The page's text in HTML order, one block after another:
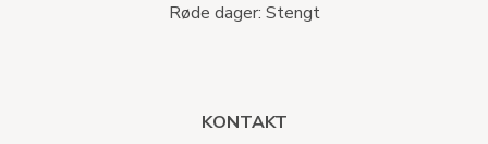
Røde dager: Stengt
KONTAKT